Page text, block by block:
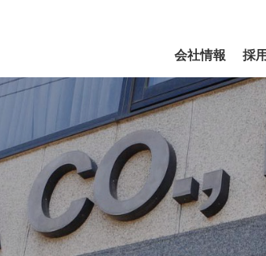
会社情報 採